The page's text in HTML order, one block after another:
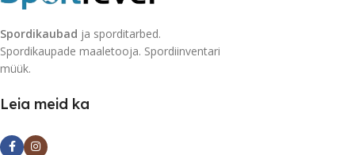
Spordikaubad ja sporditarbed.
Spordikaupade maaletooja. Spordiinventari
müük.
Leia meid ka